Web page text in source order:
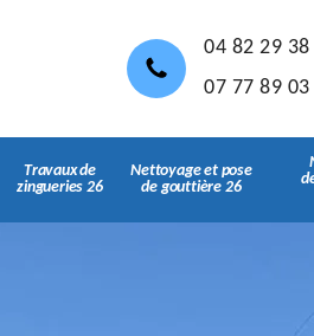
04 82 29 38
07 77 89 03
Travaux de
zingueries 26
Nettoyage et pose
de gouttière 26